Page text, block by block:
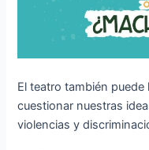
El teatro también
cuestionar nuestras
violencias y